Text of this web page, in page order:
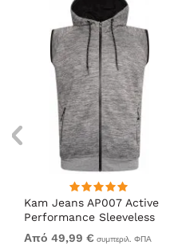
Kam Jeans AP007 Active
Performance Sleeveless
Hoody Grey
Από 49,99 € συμπεριλ. ΦΠΑ